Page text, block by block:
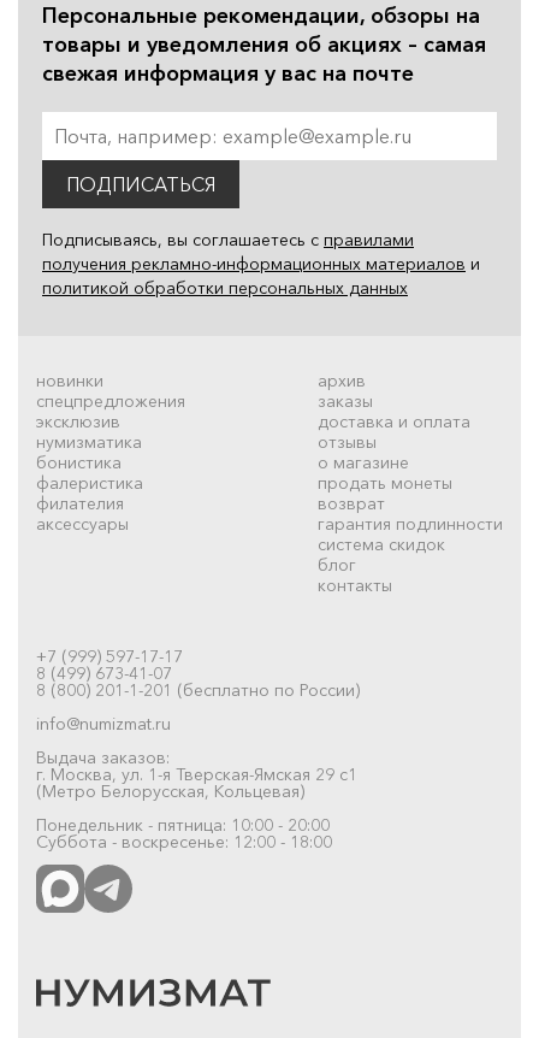
Персональные рекомендации, обзоры на
товары и уведомления об акциях – самая
свежая информация у вас на почте
ПОДПИСАТЬСЯ
Подписываясь, вы соглашаетесь с правилами
получения рекламно-информационных материалов и
политикой обработки персональных данных
новинки
спецпредложения
эксклюзив
нумизматика
бонистика
фалеристика
филателия
аксессуары
архив
заказы
доставка и оплата
отзывы
о магазине
продать монеты
возврат
гарантия подлинности
система скидок
блог
контакты
+7 (999) 597-17-17
8 (499) 673-41-07
8 (800) 201-1-201 (бесплатно по России)
info@numizmat.ru
Выдача заказов:
г. Москва, ул. 1-я Тверская-Ямская 29 с1
(Метро Белорусская, Кольцевая)
Понедельник - пятница: 10:00 - 20:00
Суббота - воскресенье: 12:00 - 18:00